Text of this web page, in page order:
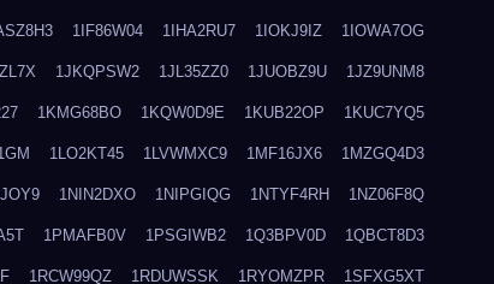
1IF86W04 1IHA2RU7 1IOKJ9IZ 1IOWA7OG
1JKQPSW2 1JL35ZZ0 1JUOBZ9U 1JZ9UNM8
1KMG68BO 1KQW0D9E 1KUB22OP 1KUC7YQ5
1LO2KT45 1LVWMXC9 1MF16JX6 1MZGQ4D3
1NIN2DXO 1NIPGIQG 1NTYF4RH 1NZ06F8Q
1PMAFB0V 1PSGIWB2 1Q3BPV0D 1QBCT8D3
1RCW99QZ 1RDUWSSK 1RYOMZPR 1SFXG5XT